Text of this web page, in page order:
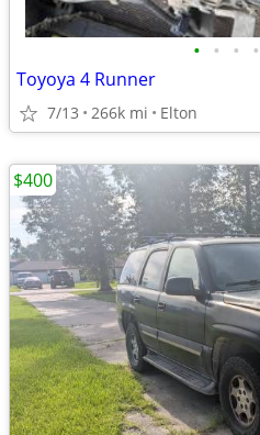
• • • •
Toyoya 4 Runner
7/13 266k mi Elton
$400